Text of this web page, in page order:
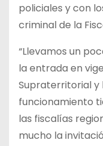
policiales y con
criminal de la
“Llevamos un
la entrada en
Supraterritorial y
funcionamiento
las fiscalías
mucho la